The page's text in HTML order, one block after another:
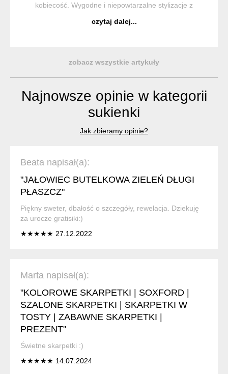
kobiecość. Wygodne i niepowtarzalne stylizacje z
detalem w postaci k...
czytaj dalej...
zobacz wszystkie artykuły
Najnowsze opinie w kategorii
sukienki
Jak zbieramy opinie?
Beata napisał(a):
"JAŁOWIEC BUTELKOWA ZIELEŃ DŁUGI
PŁASZCZ"
Piękny sweter, dbałość o szczegóły, rewelacja. Dziekuję
za urocze gratisiki:)
★★★★★ 27.12.2022
Marta napisał(a):
"KOLOROWE SKARPETKI | SOXFORD |
SZALONE SKARPETKI | SKARPETKI W
TOSTY | ZABAWNE SKARPETKI |
PREZENT"
Świetne skarpetki :)
★★★★★ 14.07.2024